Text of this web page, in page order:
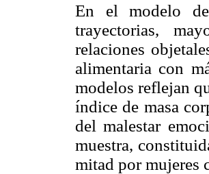
En el modelo
trayectorias,
relaciones
alimentaria con
modelos reflejan
índice de masa
del malestar
muestra,
mitad por mujeres